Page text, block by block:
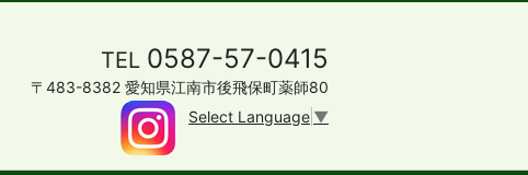
TEL 0587-57-0415
〒483-8382 愛知県江南市後飛保町薬師80
Select Language ▼